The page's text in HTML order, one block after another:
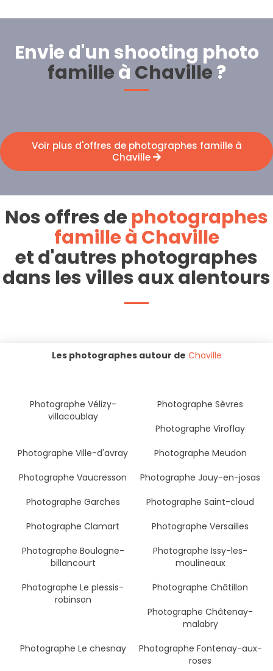
Envie d'un shooting photo
familleà Chaville?
Voir plus d'offres de photographes famille à
Chaville
Nos offres dephotographes
famille à Chaville
et d'autres photographes
dans les villes aux alentours
Les photographes autour de Chaville
Photographe Vélizy-
villacoublay
Photographe Sèvres
Photographe Viroflay
Photographe Ville-d'avray
Photographe Meudon
Photographe Vaucresson
Photographe Jouy-en-josas
Photographe Garches
Photographe Saint-cloud
Photographe Clamart
Photographe Versailles
Photographe Boulogne-
billancourt
Photographe Issy-les-
moulineaux
Photographe Le plessis-
robinson
Photographe Châtillon
Photographe Châtenay-
malabry
Photographe Le chesnay
Photographe Fontenay-aux-
roses